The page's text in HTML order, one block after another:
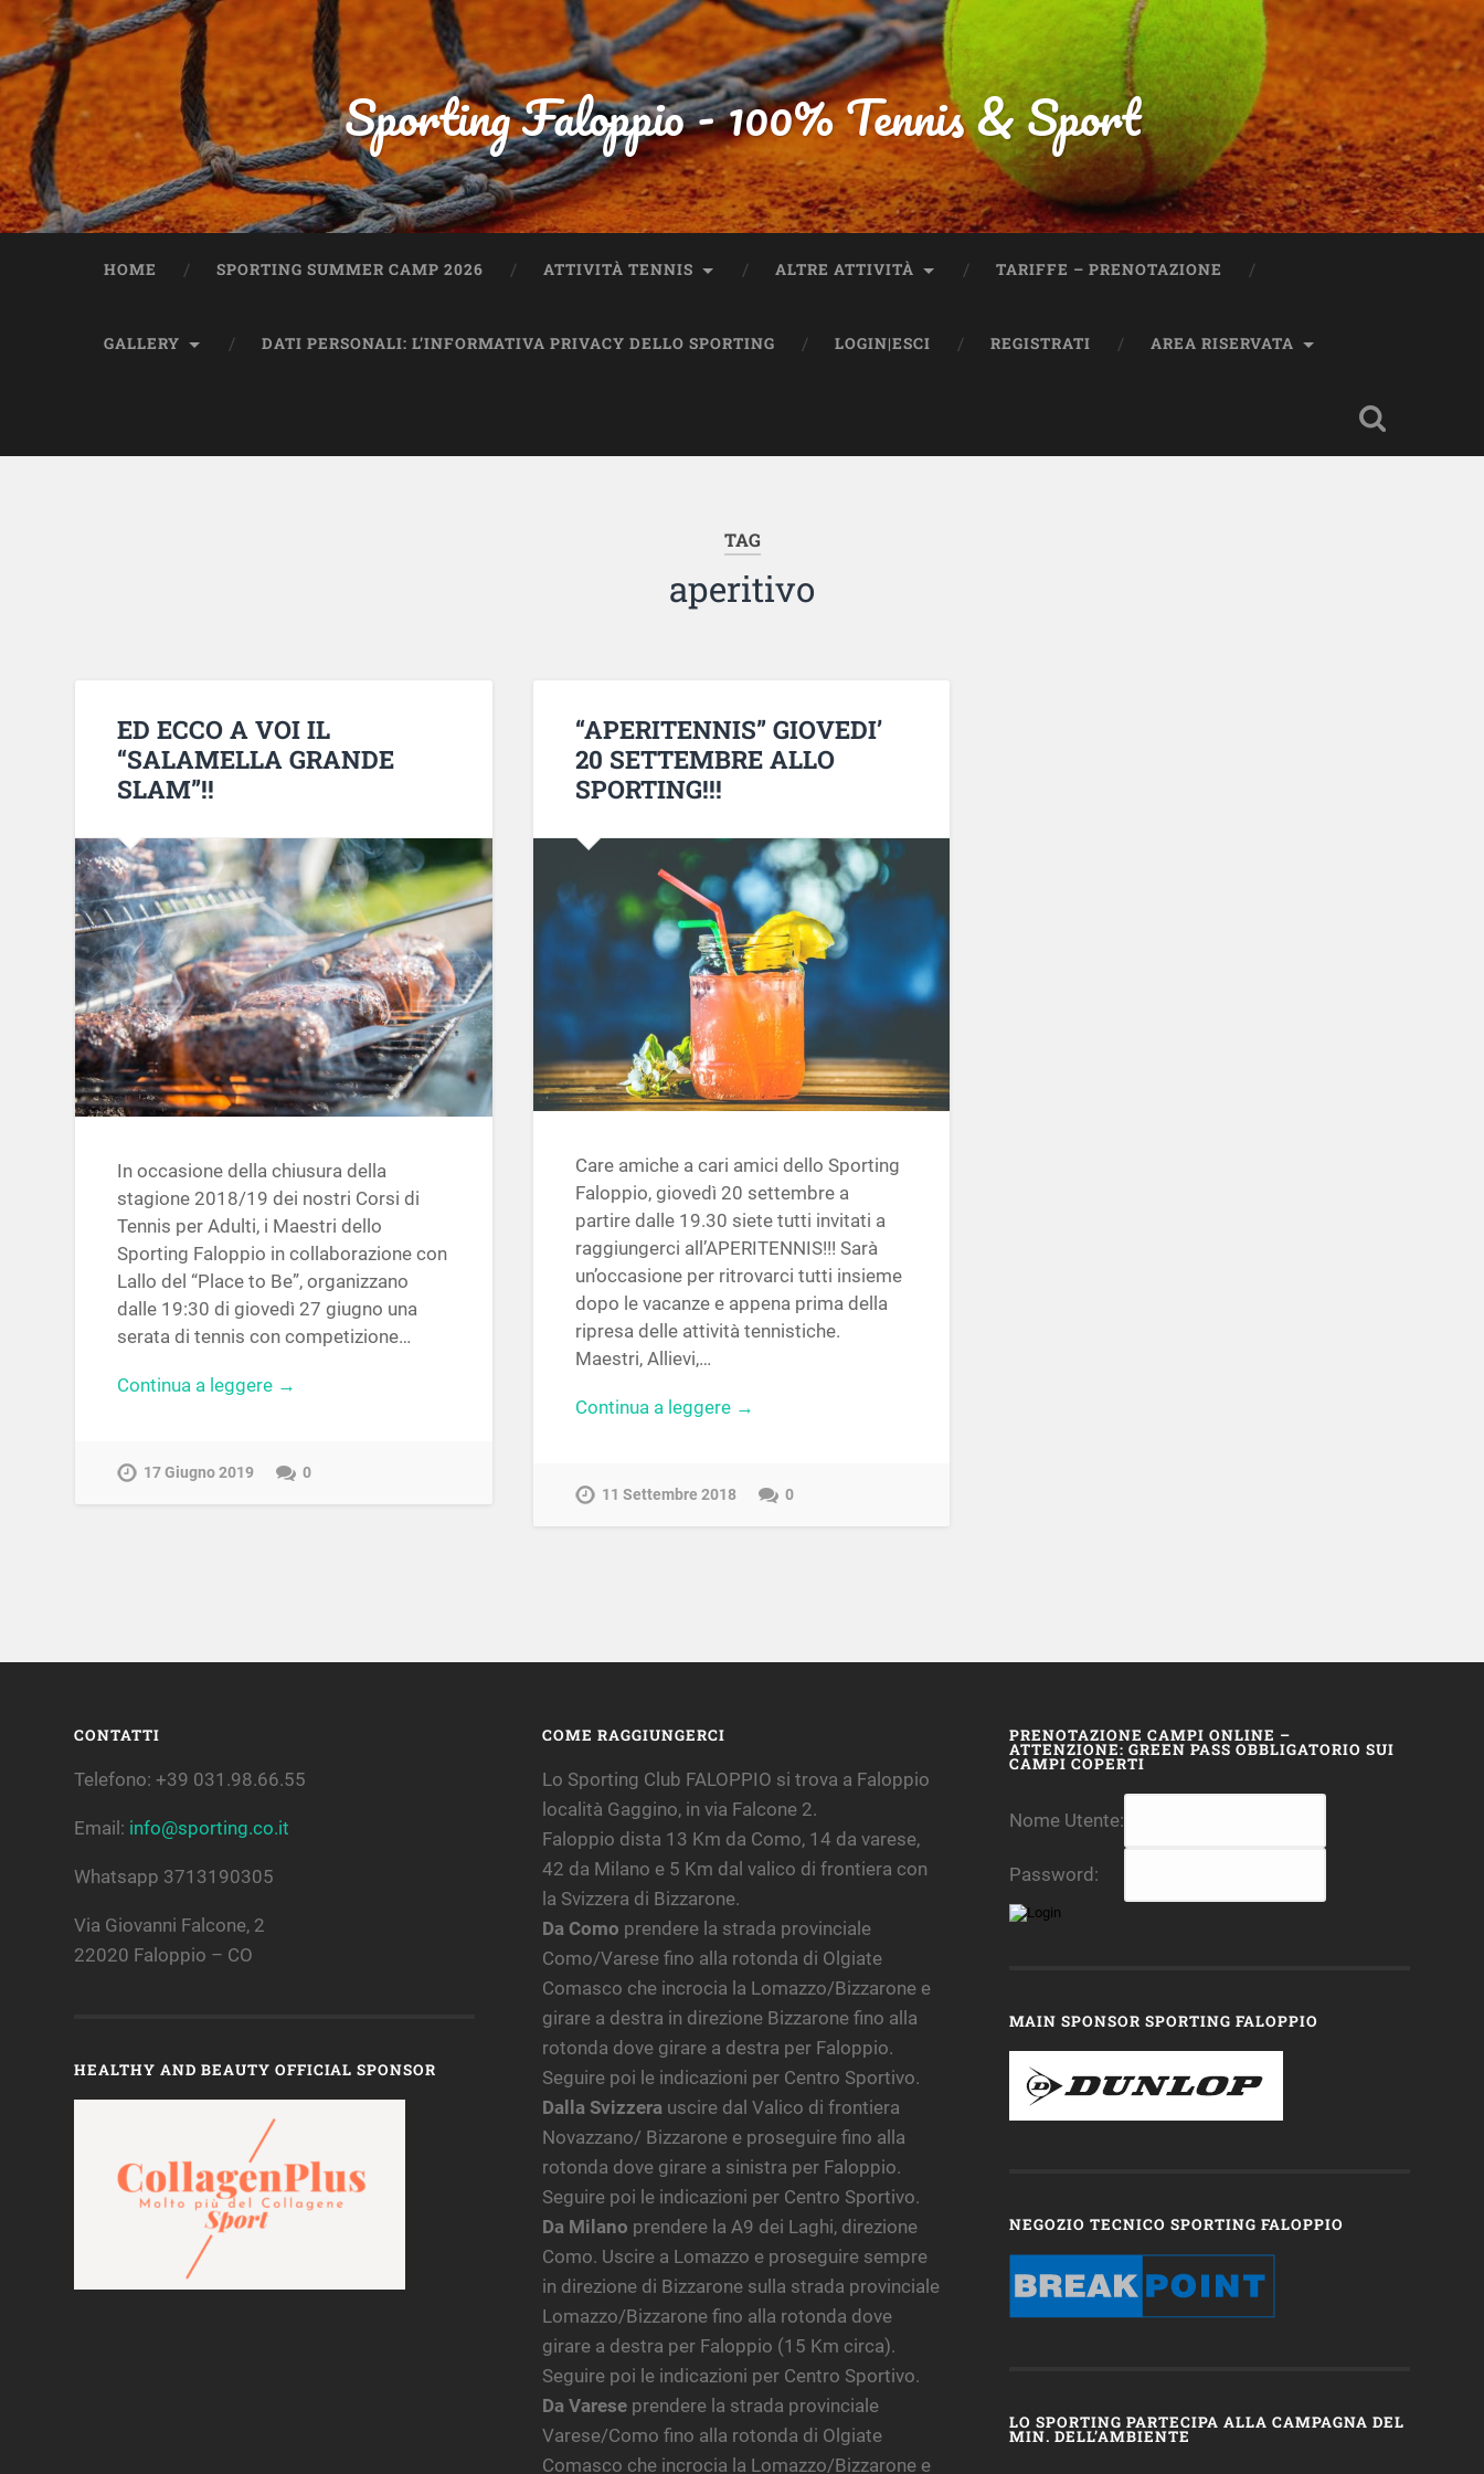
Sporting Faloppio - 100% Tennis & Sport
HOME SPORTING SUMMER CAMP 2026 ATTIVITÀ TENNIS ALTRE ATTIVITÀ TARIFFE – PRENOTAZIONE
GALLERY DATI PERSONALI: L’INFORMATIVA PRIVACY DELLO SPORTING LOGIN|ESCI REGISTRATI AREA RISERVATA
TAG
aperitivo
ED ECCO A VOI IL
“SALAMELLA GRANDE
SLAM”!!
In occasione della chiusura della
stagione 2018/19 dei nostri Corsi di
Tennis per Adulti, i Maestri dello
Sporting Faloppio in collaborazione con
Lallo del “Place to Be”, organizzano
dalle 19:30 di giovedì 27 giugno una
serata di tennis con competizione…
Continua a leggere →
17 Giugno 2019 0
“APERITENNIS” GIOVEDI’
20 SETTEMBRE ALLO
SPORTING!!!
Care amiche a cari amici dello Sporting
Faloppio, giovedì 20 settembre a
partire dalle 19.30 siete tutti invitati a
raggiungerci all’APERITENNIS!!! Sarà
un’occasione per ritrovarci tutti insieme
dopo le vacanze e appena prima della
ripresa delle attività tennistiche.
Maestri, Allievi,…
Continua a leggere →
11 Settembre 2018 0
CONTATTI
Telefono: +39 031.98.66.55
Email: info@sporting.co.it
Whatsapp 3713190305
Via Giovanni Falcone, 2
22020 Faloppio – CO
HEALTHY AND BEAUTY OFFICIAL SPONSOR
COME RAGGIUNGERCI
Lo Sporting Club FALOPPIO si trova a Faloppio
località Gaggino, in via Falcone 2.
Faloppio dista 13 Km da Como, 14 da varese,
42 da Milano e 5 Km dal valico di frontiera con
la Svizzera di Bizzarone.
Da Como prendere la strada provinciale
Como/Varese fino alla rotonda di Olgiate
Comasco che incrocia la Lomazzo/Bizzarone e
girare a destra in direzione Bizzarone fino alla
rotonda dove girare a destra per Faloppio.
Seguire poi le indicazioni per Centro Sportivo.
Dalla Svizzerauscire dal Valico di frontiera
Novazzano/ Bizzarone e proseguire fino alla
rotonda dove girare a sinistra per Faloppio.
Seguire poi le indicazioni per Centro Sportivo.
Da Milano prendere la A9 dei Laghi, direzione
Como. Uscire a Lomazzo e proseguire sempre
in direzione di Bizzarone sulla strada provinciale
Lomazzo/Bizzarone fino alla rotonda dove
girare a destra per Faloppio (15 Km circa).
Seguire poi le indicazioni per Centro Sportivo.
Da Vareseprendere la strada provinciale
Varese/Como fino alla rotonda di Olgiate
Comasco che incrocia la Lomazzo/Bizzarone e
PRENOTAZIONE CAMPI ONLINE –
ATTENZIONE: GREEN PASS OBBLIGATORIO SUI
CAMPI COPERTI
Nome Utente:
Password:
MAIN SPONSOR SPORTING FALOPPIO
NEGOZIO TECNICO SPORTING FALOPPIO
LO SPORTING PARTECIPA ALLA CAMPAGNA DEL
MIN. DELL’AMBIENTE